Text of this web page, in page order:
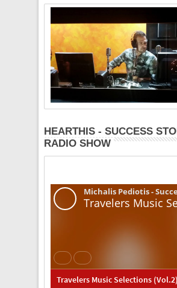
HEARTHIS - SUCCESS
RADIO SHOW